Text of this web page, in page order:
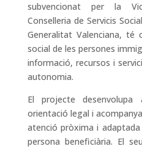
subvencionat per la
Conselleria de Servicis
Generalitat Valenciana, té
social de les persones
informació, recursos i
autonomia.
El projecte desenvolupa
orientació legal i
atenció pròxima i
persona beneficiària. El